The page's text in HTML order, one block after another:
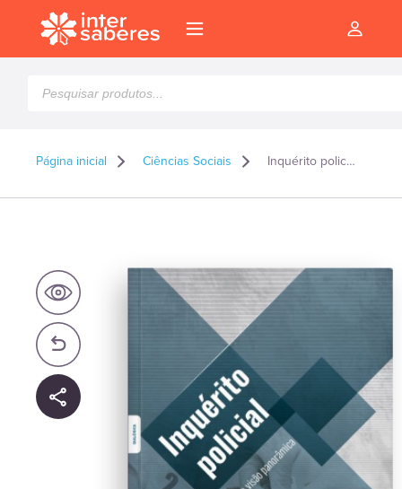
produtos
Página inicial Ciências Sociais Inquérito policial uma visão panorâmica